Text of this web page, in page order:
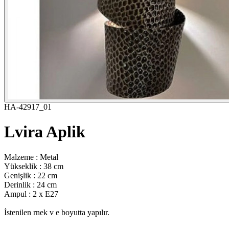
HA-42917_01
Lvira Aplik
Malzeme : Metal
Yükseklik : 38 cm
Genişlik : 22 cm
Derinlik : 24 cm
Ampul : 2 x E27
İstenilen rnek v e boyutta yapılır.